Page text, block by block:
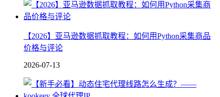
【2026】亚马逊数据抓取教程：如何用Python采集商品
价格与评论
2026-07-13